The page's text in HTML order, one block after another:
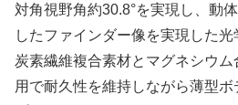
対角視野角約30.8°を実現し、動
したファインダー像を実現した
炭素繊維複合素材とマグネシウ
用で耐久性を維持しながら薄型ボ